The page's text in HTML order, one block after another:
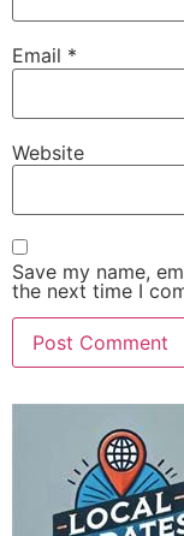
Email *
Website
Save my name,
the next time I